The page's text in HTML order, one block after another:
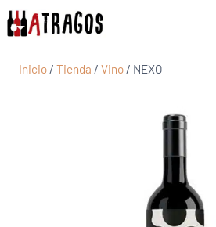
Inicio / Tienda / Vino / NEXO